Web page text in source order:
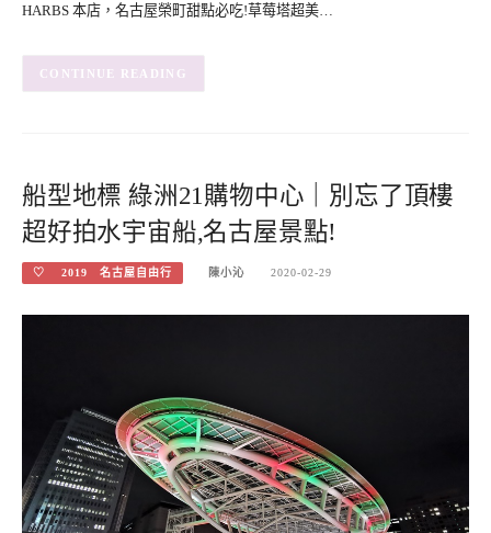
HARBS 本店，名古屋榮町甜點必吃!草莓塔超美…
CONTINUE READING
船型地標 綠洲21購物中心｜別忘了頂樓
超好拍水宇宙船,名古屋景點!
♡ 2019 名古屋自由行 陳小沁 2020-02-29